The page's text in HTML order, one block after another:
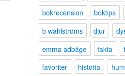
bokrecension
boktips
b wahlströms
djur
emma adbåge
fakta
favoriter
historia